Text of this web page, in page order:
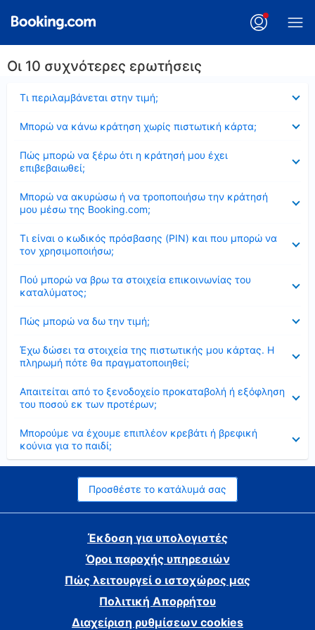
Οι 10 συχνότερες ερωτήσεις
Τι περιλαμβάνεται στην τιμή;
Μπορώ να κάνω κράτηση χωρίς πιστωτική κάρτα;
Πώς μπορώ να ξέρω ότι η κράτησή μου έχει
επιβεβαιωθεί;
Μπορώ να ακυρώσω ή να τροποποιήσω την κράτησή
μου μέσω της Booking.com;
Τι είναι ο κωδικός πρόσβασης (PIN) και που μπορώ να
τον χρησιμοποιήσω;
Πού μπορώ να βρω τα στοιχεία επικοινωνίας του
καταλύματος;
Πώς μπορώ να δω την τιμή;
Έχω δώσει τα στοιχεία της πιστωτικής μου κάρτας. Η
πληρωμή πότε θα πραγματοποιηθεί;
Απαιτείται από το ξενοδοχείο προκαταβολή ή εξόφληση
του ποσού εκ των προτέρων;
Μπορούμε να έχουμε επιπλέον κρεβάτι ή βρεφική
κούνια για το παιδί;
Προσθέστε το κατάλυμά σας
Έκδοση για υπολογιστές
Όροι παροχής υπηρεσιών
Πώς λειτουργεί ο ιστοχώρος μας
Πολιτική Απορρήτου
Διαχείριση ρυθμίσεων cookies